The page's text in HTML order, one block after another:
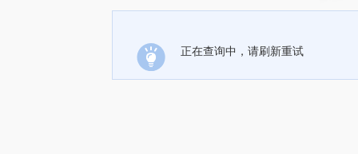
正在查询中，请刷新重试